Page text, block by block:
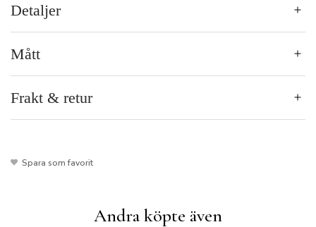
Detaljer
Mått
Frakt & retur
Spara som favorit
Andra köpte även